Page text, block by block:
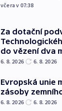
včera v 07:38
Za dotační
do vězení dva
6. 8. 2026 6. 8. 2026
Evropská unie
zásoby
6. 8. 2026 6. 8. 2026